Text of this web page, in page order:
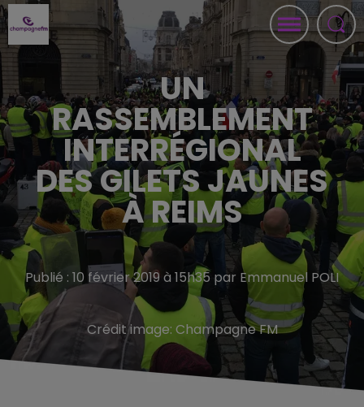
UN
RASSEMBLEMENT
INTERRÉGIONAL
DES GILETS JAUNES
À REIMS
Publié : 10 février 2019 à 15h35 par Emmanuel POLI
Crédit image: Champagne FM